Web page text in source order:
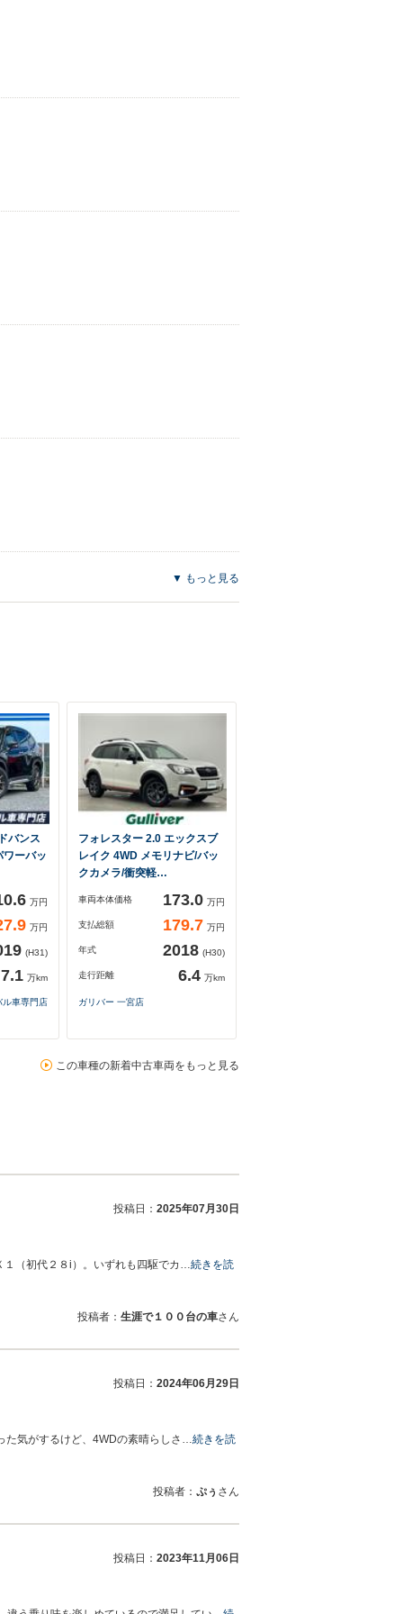
▼ もっと見る
バンス
ーバッ
万円
万円
(H31)
7.1 万km
車専門店
フォレスター 2.0 エックスブ
レイク 4WD メモリナビ/バッ
クカメラ/衝突軽…
車両本体価格 173.0 万円
支払総額 179.7 万円
年式 2018 (H30)
走行距離 6.4 万km
ガリバー 一宮店
この車種の新着中古車両をもっと見る
投稿日： 2025年07月30日
１（初代２８i）。いずれも四駆でカ…続きを読
投稿者： 生涯で１００台の車さん
投稿日： 2024年06月29日
た気がするけど、4WDの素晴らしさ…続きを読
投稿者： ぷぅ さん
投稿日： 2023年11月06日